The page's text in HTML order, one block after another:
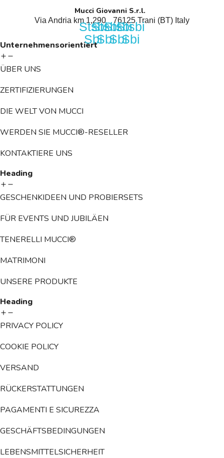
Mucci Giovanni S.r.l.
Via Andria km 1,290 76125 Trani (BT) Italy
Stsbi
Sbi
Stsbi
Sbi
Stsbi
Sbi
Stsbi
Sbi
Unternehmensorientiert
ÜBER UNS
ZERTIFIZIERUNGEN
DIE WELT VON MUCCI
WERDEN SIE MUCCI®-RESELLER
KONTAKTIERE UNS
Heading
GESCHENKIDEEN UND PROBIERSETS
FÜR EVENTS UND JUBILÄEN
TENERELLI MUCCI®
MATRIMONI
UNSERE PRODUKTE
Heading
PRIVACY POLICY
COOKIE POLICY
VERSAND
RÜCKERSTATTUNGEN
PAGAMENTI E SICUREZZA
GESCHÄFTSBEDINGUNGEN
LEBENSMITTELSICHERHEIT